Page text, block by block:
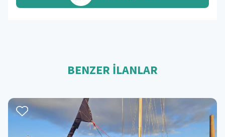
BENZER İLANLAR